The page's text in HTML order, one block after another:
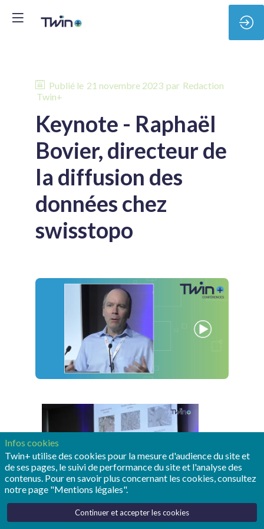
Publié le 21 novembre 2023 par Redaction
Twin+
Keynote - Raphaël
Bovier, directeur de
la diffusion des
données chez
swisstopo
Infos cookies
Twin+ utilise des cookies pour la mesure d'audience du site et
de ses pages, le suivi de performance du site et l'analyse des
contenus. Pour en savoir plus concernant les cookies, consultez
notre page "Mentions légales".
Continuer et accepter les cookies